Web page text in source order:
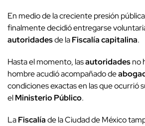
En medio de la creciente presión
finalmente decidió entregarse
autoridadesde laFiscalía capitalina.
Hasta el momento, lasautoridadesno
hombre acudió acompañado de
condiciones exactas en las que ocurrió
elMinisterio Público.
LaFiscalíade la Ciudad de México